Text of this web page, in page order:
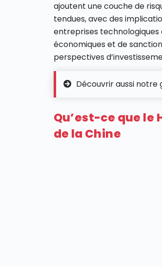
ajoutent une couche de
tendues, avec des
entreprises technologiques
économiques et de
perspectives
Découvrir aussi notre
Qu’est-ce que le
de la Chine